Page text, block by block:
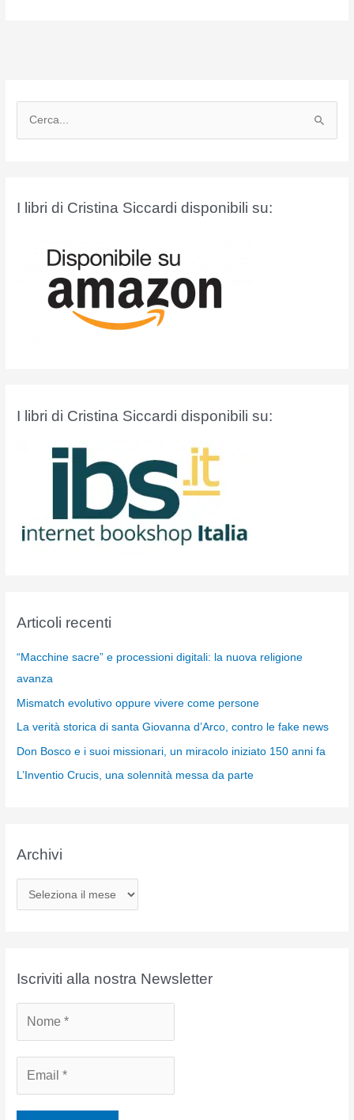
I libri di Cristina Siccardi disponibili su:
I libri di Cristina Siccardi disponibili su:
Articoli recenti
“Macchine sacre” e processioni digitali: la nuova religione
avanza
Mismatch evolutivo oppure vivere come persone
La verità storica di santa Giovanna d’Arco, contro le fake news
Don Bosco e i suoi missionari, un miracolo iniziato 150 anni fa
L’Inventio Crucis, una solennità messa da parte
Archivi
r
iIscriviti alla nostra Newsletter